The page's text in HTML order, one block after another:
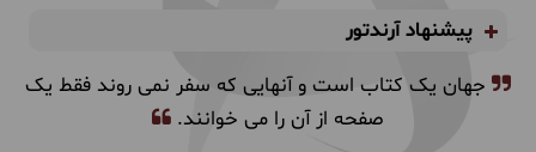
پیشنهاد آرندتور
جهان یک کتاب است و آنهایی که سفر نمی روند فقط یک
صفحه از آن را می خوانند.